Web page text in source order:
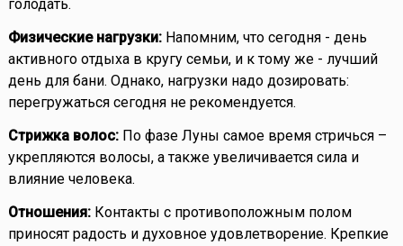
голодать.
Физические нагрузки: Напомним, что сегодня - день
активного отдыха в кругу семьи, и к тому же - лучший
день для бани. Однако, нагрузки надо дозировать:
перегружаться сегодня не рекомендуется.
Стрижка волос: По фазе Луны самое время стричься –
укрепляются волосы, а также увеличивается сила и
влияние человека.
Отношения: Контакты с противоположным полом
приносят радость и духовное удовлетворение. Крепкие